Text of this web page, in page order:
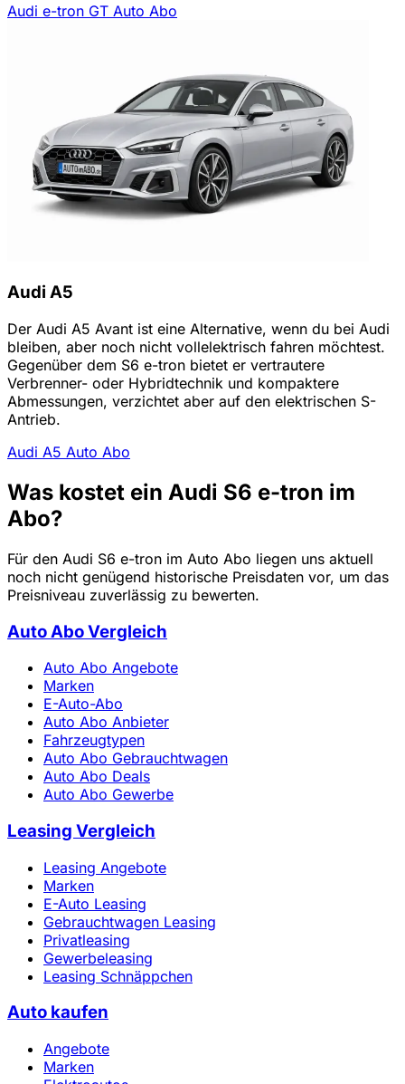
Audi e-tron GT Auto Abo
Audi A5
Der Audi A5 Avant ist eine Alternative, wenn du bei Audi
bleiben, aber noch nicht vollelektrisch fahren möchtest.
Gegenüber dem S6 e-tron bietet er vertrautere
Verbrenner- oder Hybridtechnik und kompaktere
Abmessungen, verzichtet aber auf den elektrischen S-
Antrieb.
Audi A5 Auto Abo
Was kostet ein Audi S6 e-tron im
Abo?
Für den Audi S6 e-tron im Auto Abo liegen uns aktuell
noch nicht genügend historische Preisdaten vor, um das
Preisniveau zuverlässig zu bewerten.
Auto Abo Vergleich
Auto Abo Angebote
Marken
E-Auto-Abo
Auto Abo Anbieter
Fahrzeugtypen
Auto Abo Gebrauchtwagen
Auto Abo Deals
Auto Abo Gewerbe
Leasing Vergleich
Leasing Angebote
Marken
E-Auto Leasing
Gebrauchtwagen Leasing
Privatleasing
Gewerbeleasing
Leasing Schnäppchen
Auto kaufen
Angebote
Marken